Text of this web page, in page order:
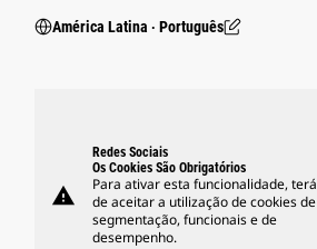
América Latina ‧ Português
warning
Redes Sociais
Os Cookies São Obrigatórios
Para ativar esta funcionalidade, terá
de aceitar a utilização de cookies de
segmentação, funcionais e de
desempenho.